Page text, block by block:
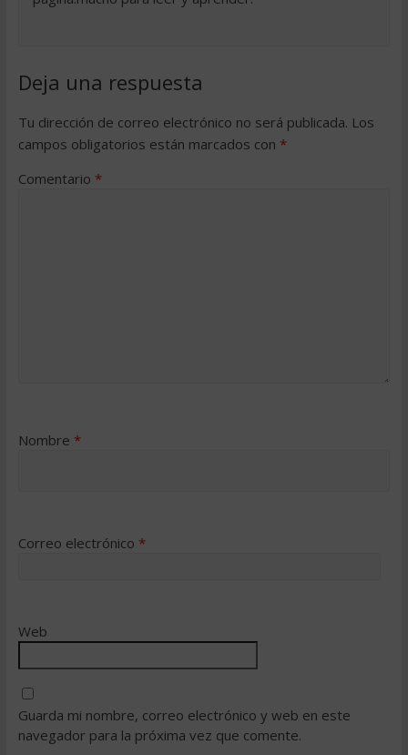
Deja una respuesta
Tu dirección de correo electrónico no será publicada. Los
campos obligatorios están marcados con *
Comentario *
Nombre *
Correo electrónico *
Web
Guarda mi nombre, correo electrónico y web en este
navegador para la próxima vez que comente.